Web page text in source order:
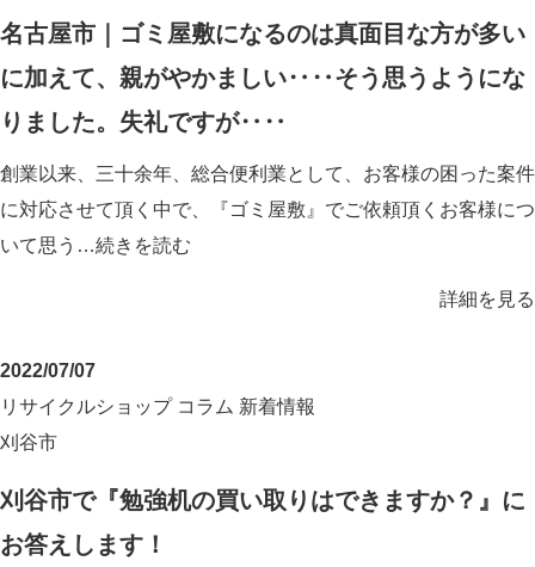
名古屋市｜ゴミ屋敷になるのは真面目な方が多い
に加えて、親がやかましい‥‥そう思うようにな
りました。失礼ですが‥‥
創業以来、三十余年、総合便利業として、お客様の困った案件
に対応させて頂く中で、『ゴミ屋敷』でご依頼頂くお客様につ
いて思う…続きを読む
詳細を見る
2022/07/07
リサイクルショップ コラム 新着情報
刈谷市
刈谷市で『勉強机の買い取りはできますか？』に
お答えします！